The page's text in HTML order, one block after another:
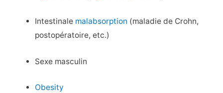
Intestinale malabsorption (maladie de Crohn,
postopératoire, etc.)
Sexe masculin
Obesity